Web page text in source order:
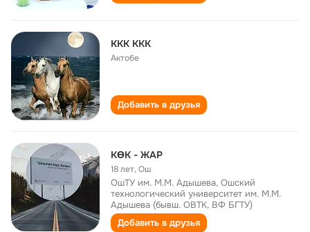
KКК ККК
Актобе
Добавить в друзья
КӨК - ЖАР
18 лет,Ош
ОшТУ им. М.М. Адышева, Ошский
технологический университет им. М.М.
Адышева (бывш. ОВТК, ВФ БГТУ)
Добавить в друзья